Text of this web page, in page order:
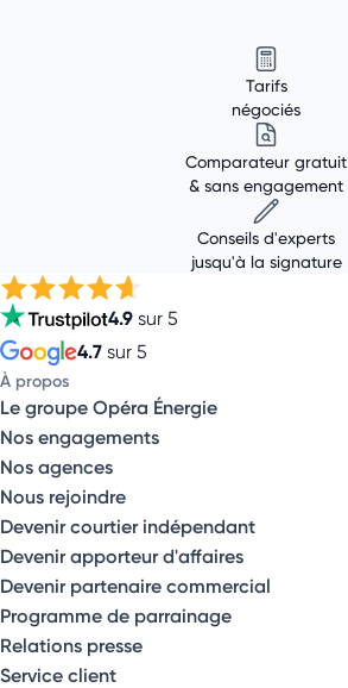
Tarifs
négociés
Comparateur gratuit
& sans engagement
Conseils d'experts
jusqu'à la signature
4.9 sur 5
4.7 sur 5
À propos
Le groupe Opéra Énergie
Nos engagements
Nos agences
Nous rejoindre
Devenir courtier indépendant
Devenir apporteur d'affaires
Devenir partenaire commercial
Programme de parrainage
Relations presse
Service client